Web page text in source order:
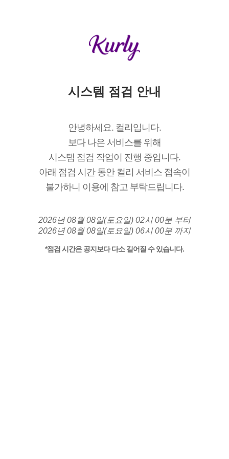
시스템 점검 안내
안녕하세요. 컬리입니다.
보다 나은 서비스를 위해
시스템 점검 작업이 진행 중입니다.
아래 점검 시간 동안 컬리 서비스 접속이
불가하니 이용에 참고 부탁드립니다.
2026년 08월 08일(토요일) 02시 00분 부터
2026년 08월 08일(토요일) 06시 00분 까지
*점검 시간은 공지보다 다소 길어질 수 있습니다.